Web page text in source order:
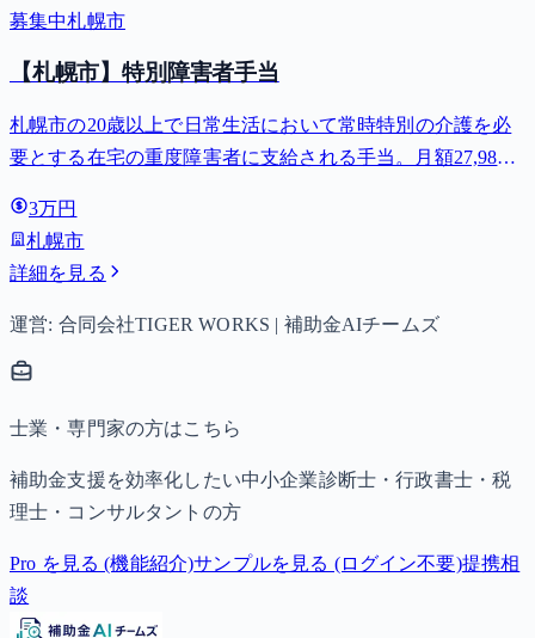
募集中札幌市
【札幌市】特別障害者手当
札幌市の20歳以上で日常生活において常時特別の介護を必
要とする在宅の重度障害者に支給される手当。月額27,980
3万円
札幌市
詳細を見る
運営: 合同会社TIGER WORKS | 補助金AIチームズ
士業・専門家の方はこちら
補助金支援を効率化したい中小企業診断士・行政書士・税
理士・コンサルタントの方
Pro を見る (機能紹介)サンプルを見る (ログイン不要)提携相
談